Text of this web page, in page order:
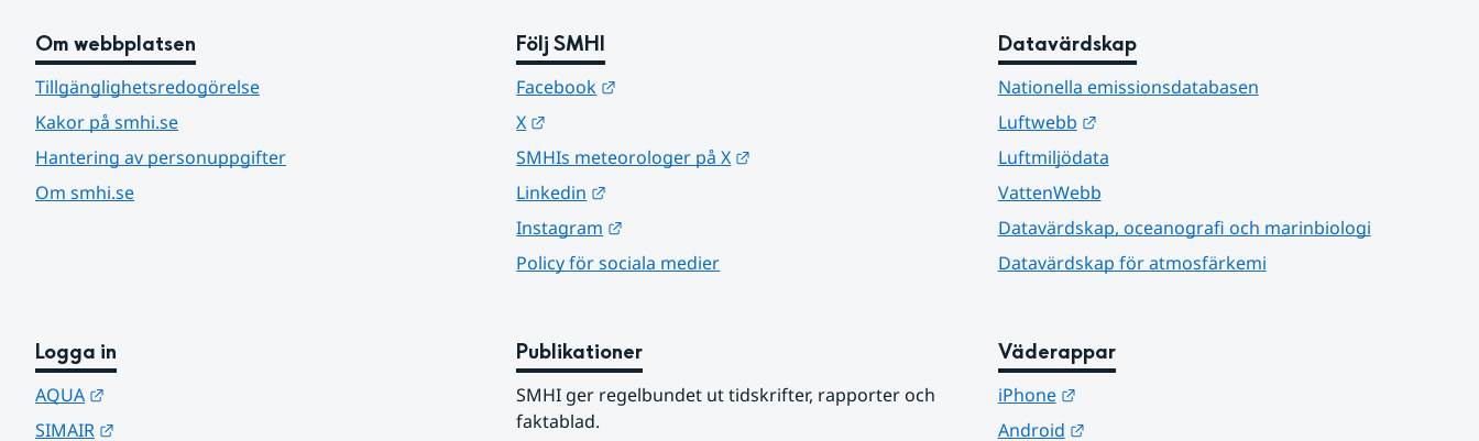
Om webbplatsen
Tillgänglighetsredogörelse
Kakor på smhi.se
Hantering av personuppgifter
Om smhi.se
Följ SMHI
Facebook
X
SMHIs meteorologer på X
Linkedin
Instagram
Policy för sociala medier
Datavärdskap
Nationella emissionsdatabasen
Luftwebb
Länk till annan webbplats.
Luftmiljödata
VattenWebb
Datavärdskap, oceanografi och marinbiologi
Datavärdskap för atmosfärkemi
Logga in
AQUA
SIMAIR
Publikationer
SMHI ger regelbundet ut tidskrifter, rapporter och
faktablad.
Väderappar
iPhone
Länk till annan webbplats.
Android
Länk till annan webbplats.